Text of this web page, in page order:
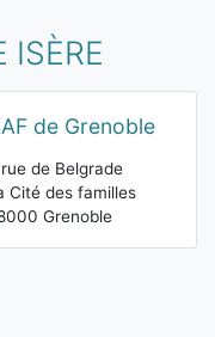
ISÈRE
de Grenoble
de Belgrade
Cité des familles
Grenoble